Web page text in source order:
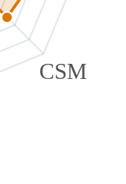
CSM